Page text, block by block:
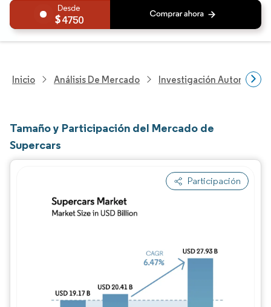
4750
Inicio Análisis De Mercado Investigación Automotriz
Tamaño y Participación del Mercado de
Supercars
Participación